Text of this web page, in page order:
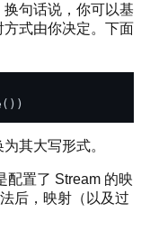
句话说，你可以基
式由你决定。下面
其大写形式。
配置了 Stream 的映
后，映射（以及过